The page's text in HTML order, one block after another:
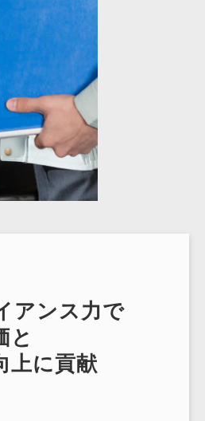
アンス力で
と
上に貢献